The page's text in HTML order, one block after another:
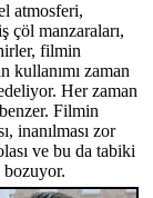
atmosferi,
çöl manzaraları,
filmin
kullanımı zaman
Her zaman
Filmin
inanılması zor
ve bu da tabiki